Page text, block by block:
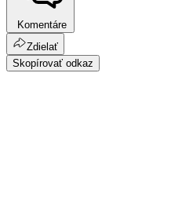
Komentáre
Zdielať
Skopírovať odkaz